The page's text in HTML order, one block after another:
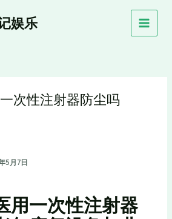
娱乐
MAIN
次性注射器防尘吗
5月7日
用一次性注射器